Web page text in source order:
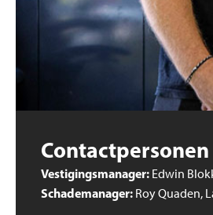
Contactpersonen
Vestigingsmanager: Edwin
Schademanager: Roy Quaden,